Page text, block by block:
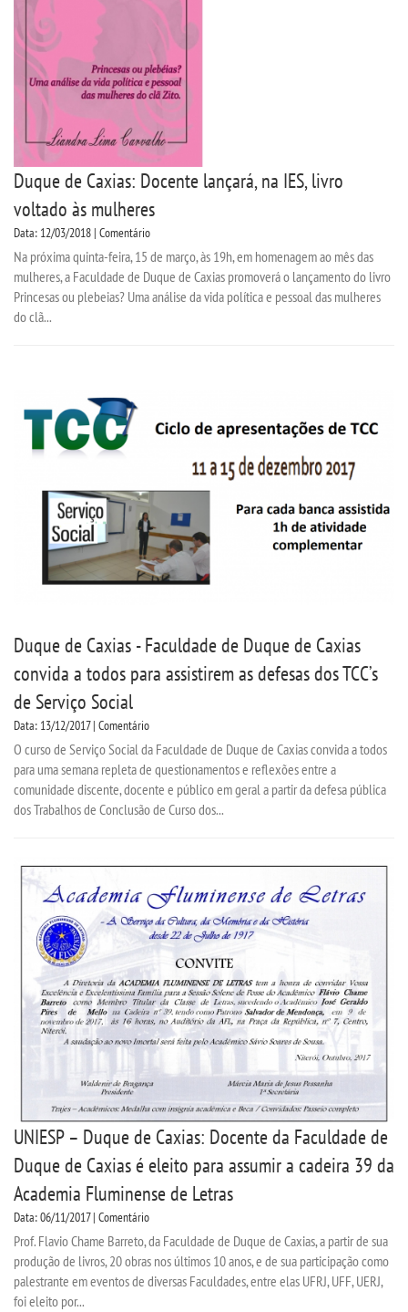
Duque de Caxias: Docente lançará, na IES, livro
voltado às mulheres
Data: 12/03/2018 | Comentário
Na próxima quinta-feira, 15 de março, às 19h, em homenagem ao mês das
mulheres, a Faculdade de Duque de Caxias promoverá o lançamento do livro
Princesas ou plebeias? Uma análise da vida política e pessoal das mulheres
do clã...
Duque de Caxias - Faculdade de Duque de Caxias
convida a todos para assistirem as defesas dos TCC’s
de Serviço Social
Data: 13/12/2017 | Comentário
O curso de Serviço Social da Faculdade de Duque de Caxias convida a todos
para uma semana repleta de questionamentos e reflexões entre a
comunidade discente, docente e público em geral a partir da defesa pública
dos Trabalhos de Conclusão de Curso dos...
UNIESP – Duque de Caxias: Docente da Faculdade de
Duque de Caxias é eleito para assumir a cadeira 39 da
Academia Fluminense de Letras
Data: 06/11/2017 | Comentário
Prof. Flavio Chame Barreto, da Faculdade de Duque de Caxias, a partir de sua
produção de livros, 20 obras nos últimos 10 anos, e de sua participação como
palestrante em eventos de diversas Faculdades, entre elas UFRJ, UFF, UERJ,
foi eleito por...